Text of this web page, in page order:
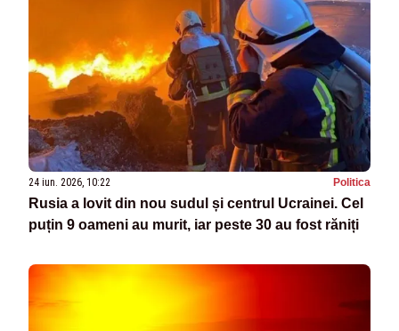
24 iun. 2026, 10:22 Politica
Rusia a lovit din nou sudul și centrul Ucrainei. Cel
puțin 9 oameni au murit, iar peste 30 au fost răniți